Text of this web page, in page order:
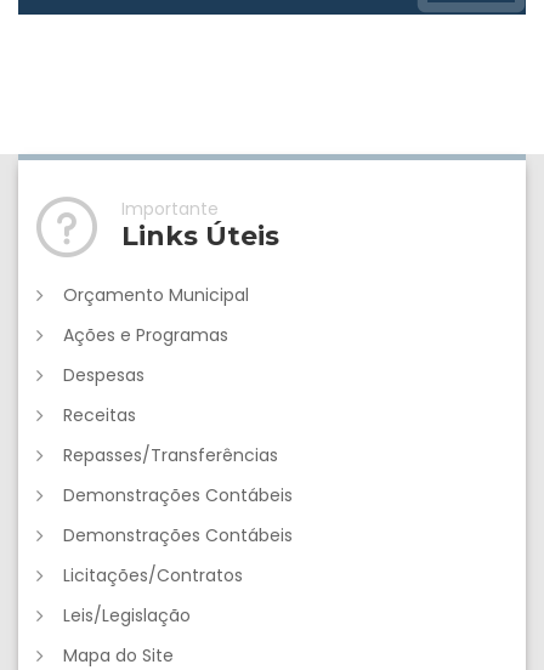
Importante
Links Úteis
Orçamento Municipal
Ações e Programas
Despesas
Receitas
Repasses/Transferências
Demonstrações Contábeis
Demonstrações Contábeis
Licitações/Contratos
Leis/Legislação
Mapa do Site